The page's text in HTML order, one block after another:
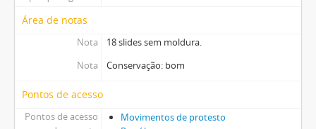
Área de notas
Nota
18 slides sem moldura.
Nota
Conservação: bom
Pontos de acesso
Pontos de acesso
Movimentos de protesto